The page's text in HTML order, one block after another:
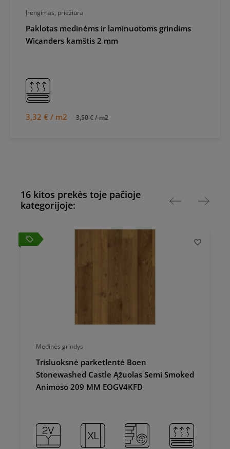
Įrengimas, priežiūra
Paklotas medinėms ir laminuotoms grindims
Wicanders kamštis 2 mm
3,32 € / m2 3,50 € / m2
16 kitos prekės toje pačioje
kategorijoje:
Medinės grindys
Trisluoksnė parketlentė Boen
Stonewashed Castle Ąžuolas Semi Smoked
Animoso 209 MM EOGV4KFD
local_offer